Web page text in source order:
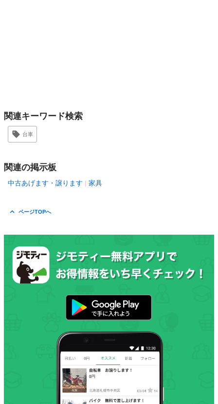
関連キーワード検索
台車
関連の掲示板
中古あげます・譲ります 家具
ページTOPへ